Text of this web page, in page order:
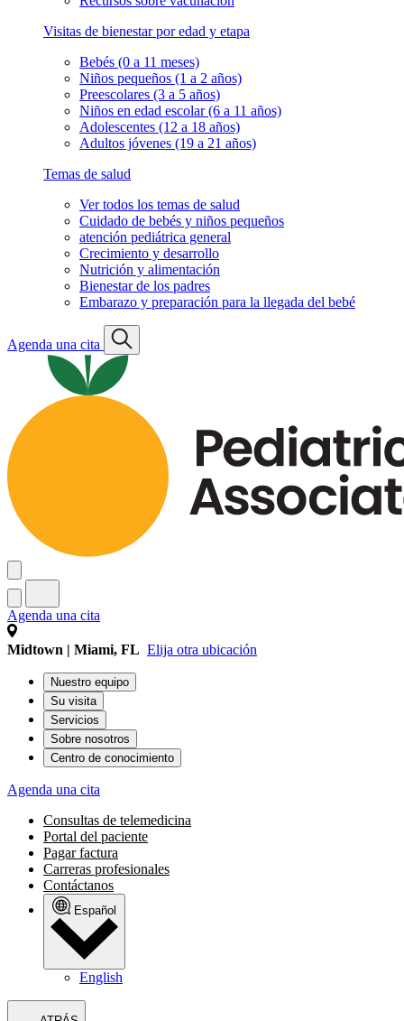
Visitas de bienestar por edad y etapa
Bebés (0 a 11 meses)
Niños pequeños (1 a 2 años)
Preescolares (3 a 5 años)
Niños en edad escolar (6 a 11 años)
Adolescentes (12 a 18 años)
Adultos jóvenes (19 a 21 años)
Temas de salud
Ver todos los temas de salud
Cuidado de bebés y niños pequeños
atención pediátrica general
Crecimiento y desarrollo
Nutrición y alimentación
Bienestar de los padres
Embarazo y preparación para la llegada del bebé
Agenda una cita
Agenda una cita
Midtown | Miami, FL Elija otra ubicación
Nuestro equipo
Su visita
Servicios
Sobre nosotros
Centro de conocimiento
Agenda una cita
Consultas de telemedicina
Portal del paciente
Pagar factura
Carreras profesionales
Contáctanos
Español
English